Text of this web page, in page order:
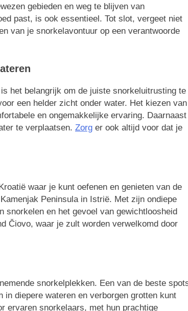
gebieden en weg te blijven van
past, is ook essentieel. Tot slot, vergeet niet
van je snorkelavontuur op een verantwoorde
het belangrijk om de juiste snorkeluitrusting te
een helder zicht onder water. Het kiezen van
en ongemakkelijke ervaring. Daarnaast
te verplaatsen. Zorg er ook altijd voor dat je
waar je kunt oefenen en genieten van de
Peninsula in Istrië. Met zijn ondiepe
snorkelen en het gevoel van gewichtloosheid
Čiovo, waar je zult worden verwelkomd door
snorkelplekken. Een van de beste
diepere wateren en verborgen grotten kunt
ervaren snorkelaars, met hun prachtige